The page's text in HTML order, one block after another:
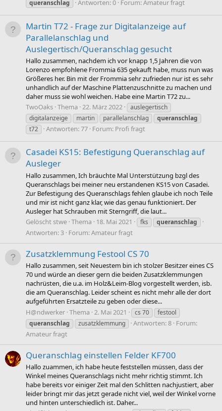
queranschlag
Antworten: 0 Forum:Amateur fragt
Martin T72 - Frage zur Digitalanzeige auf
Parallelanschlag und
Auslegertisch/Queranschlag gesucht
Hallo zusammen, nachdem ich vor knapp 1,5 Jahren die von
Lorenzo empfohlene Frommia 635 gekauft habe, muss nun was
Größeres her. Bin mit der Frommia sehr zufrieden nur ist es sehr
unhandlich auf der Maschine Plattenzuschnitte zu machen und
daher muss sie wohl weichen. Habe eine Martin T72 zu...
TwoOaks Thema 22. März 2022
auslegertisch
digitalanzeige
martin parallelanschlag
queranschlag
t72
Antworten: 77 Forum: Profi fragt
Casadei KS15: Befestigung Queranschlag auf
Ausleger
Hallo zusammen, Ich bräuchte Mal Unterstützung bzgl des
Queranschlags bei meiner neu erstandenen KS15 von Casadei.
Zur Befestigung des Queranschlags fehlen glaube ich noch Teile
und mir ist nicht ganz klar, wie das genau funktioniert. Der
Ausleger hat Schrauben mit Sterngriff, die laut...
Gelöscht stwe Thema 18. Mai 2021 fks queranschlag
Antworten: 3 Forum:Amateur fragt
Zusatzklemmung Festool CS 70
Hallo zusammen, seit Neuestem bin ich stolzer Besitzer eines CS
70 und würde an dieser gern die beiden Zusatzklemmungen
nachrüsten, die u.a. im Holz&Leim-Blog vorgestellt werden, isb.
die am Queranschlag. Leider scheint es nicht mehr alle der dort
aufgeführten Ersatzteile zu geben oder diese...
H@ndwerker Thema 2. Mai 2021 cs 70
festool
queranschlag
zusatzklemmung Antworten: 8 Forum:
Amateur fragt
Queranschlag einstellen Felder KF700
Hallo zuammen, ich habe heute feststellen müssen, dass der
Winkel meines Queranschlags nicht mehr richtig stimmt. Ich
habe bereits vor einiger Zeit mal den Schlitten nachjustiert, aber
leider bringt mir das jetzt gerade nicht viel, weil der Winkel vorne
und hinten unterschiedlich ist. Daher...